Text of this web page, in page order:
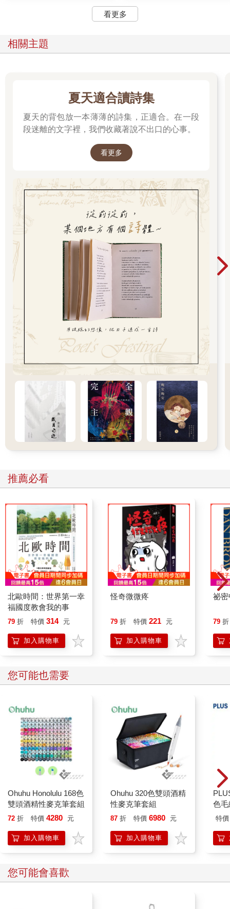
提。暈船是很痛苦的，要是我的珍貴果露還在就好了，我可以用
走，我想它這麼珍貴，就把它妥善收好—可是拿來治暈船，不是
太浪費了嗎？」
剎那間，人人都變得十分忙碌。艙口以板條固定，
廚房的爐火熄滅，男人都爬到桅杆上把帆收起來。工作還沒結
束，暴風雨就來襲了。
登陸三個星期之後，「黎明行者號」再度被拖離那羅港。大批群
眾聚集在港口邊觀看隆重盛大的歡送典禮。當賈思潘向寂島居民
有依依不捨的淚水。但是當「黎明行者號」紫色的船帆無力地飄
蕩，船隻逐漸遠離港口，賈思潘的號角聲亦逐漸轉弱時，在場的
每一個人都沉默不語。最後船隻終於進入風中，船帆漲滿風鼓了
起來，拖船鬆開繩索，慢慢划回島上，海浪開始在「黎明行者
號」的船頭下翻滾，它又活過來了。沒有輪班的人下去休息，垂
尼安輪第一班在船頭瞭望，船隻掉轉頭，繞過阿夫拉島南方往東
航行。
接下來幾天大家的心情都很愉快。露西每天早上醒來都可以看到
太陽折射的水光在她的船艙天花板上跳舞，再看看四周這麼多她
在寂島得到的新東西—高統橡皮靴、厚底涼鞋、斗篷、長背心和
圍巾，她覺得她真是全世界最幸運的女孩。然後她會到甲板，從
艏樓上眺望每日早晨碧藍的大海，深深吸幾口一天比一天溫暖的
新鮮空氣。接下來是早餐，在海上航行令人胃口大開的早餐。
大部分的時間她都坐在船尾的小凳上和老脾氣下棋。看他下棋是
件有趣的事，因為棋子對他來說太大，移動棋盤中央的棋子時，
他必須雙手捧著棋子，再踮著腳尖小心翼翼地擺放在適當的位
但是最近露西常常贏棋，因為老脾氣會走錯棋，譬如他會把騎士
一起也送進皇后和城堡的險境中，這是因為他一時忘記自己是在
下棋，他心裡想的是真實的戰鬥，騎士自然應該盡他應盡的責
任。他的心中充滿幾乎不可能的希望、死亡或光榮的進攻，以及
但是快樂的時光維持不了多久，一天傍晚，露西在船尾悠閒地注
視著船過之處在海面上留下的一道波紋，忽然發現西邊的天空聚
集了一大片烏雲，以極快的速度擴大。不久雲層分開，露出黃色
海水也變成黃褐色，像髒汙的帆布。空氣轉冷了，連船隻也走得
很不安穩，彷彿它也意識到危險正緊跟在它後面。船帆一會兒軟
兆，心中暗想莫非有什麼凶兆時，垂尼安已經大聲呼喊：「全員
到甲板集合。」剎那間，人人都變得十分忙碌。艙口以板條固
定，廚房的爐火熄滅，男人都爬到桅杆上把帆收起來。工作還沒
結束，暴風雨就來襲了。露西覺得大海彷彿在他們的船頭前裂開
一個大洞，船隻直衝進去，速度快得驚人。一堵比船桅還高的灰
色水牆，正對著他們排山倒海似地壓下來，眼看著就要沒命了，
但是整艘船卻又被兇猛的海浪拋到最高點，然後在原地打轉。一
波巨浪猛力衝擊甲板，船頭和船尾彷彿兩座孤島，中間隔著凶猛
的大海。水手們爬到桅頂，幾乎和船桁平行躺著，奮力控制船
帆。一根斷掉的繩索在強風中猛烈擺動。
「下去，陛下。」垂尼安大聲咆哮。露西知道不諳航海的人此刻
對船員而言是一大障礙，因此她乖乖地服從。但是要回船艙也不
容易，「黎明行者號」的右舷高高翹起，甲板的傾斜度就像房子
的屋頂，她必須先爬到階梯頂端，扶著欄杆，等候兩名水手爬上
一波大浪淹沒甲板，也淹到她的胸口，她身上的衣服原本就已被
在門外，但是艙門外那些可怕的風聲、吱嘎聲、斷裂聲、碰撞
聲、怒吼聲卻比在船頭時一聲緊似一聲。
第二天、第三天，情況仍不見改善，到最後大家都不記得這場風
暴是從哪一天開始，只知道每次必須有三個人來負責掌舵，只有
用上三個人的力量才能維持船隻的方向。同時不停地有人在汲
水，幾乎所有的人手都用上了，沒人有空煮飯，也沒有人可以替
他們把衣服烘乾，而且有一個人落海失蹤了，太陽也始終沒有露
臉。
當這一切終於過去，尤斯提在日記上這樣寫著：
「九月三日 好長一段時間沒法子寫日記了。我們被暴風雨追趕
了整整十三天，我記得很清楚，因為我已仔細記下來，但是他們
都說才十二天。真不懂我怎麼會和這樣一群連算數都不會的人一
起航行！這段期間好慘，一個小時接一個小時的大浪把船拋上拋
明彈，所以連一點發訊號求救的機會都沒有。我常告訴他們，駕
駛這樣一艘像浴缸般的小船出海是件瘋狂的事，現在果然證明我
魔。賈思潘和愛德蒙對我很粗暴，船桅斷掉那個晚上（現在只剩
看更多
相關主題
夏天適合讀詩集
夏天的背包放一本薄薄的詩集，正適合。在一段
段迷離的文字裡，我們收藏著說不出口的心事。
看更多
推薦必看
北歐時間：世界第一幸
福國度教會我的事
79 折 特價 314 元
加入購物車
怪奇微微疼
79 折 特價 221 元
加入購物車
祕
79 折
您可能也需要
Ohuhu Honolulu 168色
雙頭酒精性麥克筆套組
72 折 特價 4280 元
加入購物車
Ohuhu 320色雙頭酒精
性麥克筆套組
87 折 特價 6980 元
加入購物車
色
特價
您可能會喜歡